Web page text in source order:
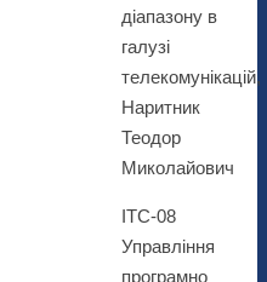
діапазону в
галузі
телекомунікацій,
Наритник
Теодор
Миколайович
ІТС-08
Управління
програмно